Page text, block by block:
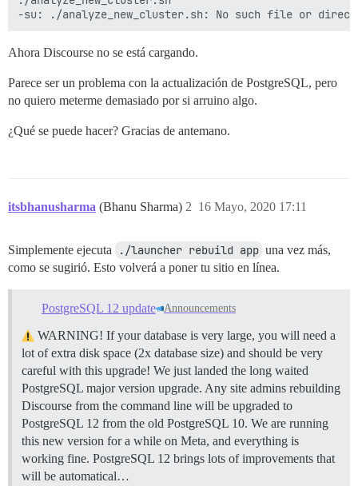
Ahora Discourse no se está cargando.
Parece ser un problema con la actualización de PostgreSQL, pero
no quiero meterme demasiado por si arruino algo.
¿Qué se puede hacer? Gracias de antemano.
itsbhanusharma (Bhanu Sharma) 16 Mayo, 2020 17:11
2
Simplemente ejecuta ./launcher rebuild app una vez más,
como se sugirió. Esto volverá a poner tu sitio en línea.
PostgreSQL 12 update Announcements
WARNING! If your database is very large, you will need a
lot of extra disk space (2x database size) and should be very
careful with this upgrade! We just landed the long waited
PostgreSQL major version upgrade. Any site admins rebuilding
Discourse from the command line will be upgraded to
PostgreSQL 12 from the old PostgreSQL 10. We are running
this new version for a while on Meta, and everything is
working fine. PostgreSQL 12 brings lots of improvements that
will be automatical…